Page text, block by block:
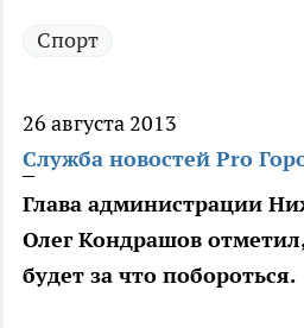
Спорт
26 августа 2013
Служба новостей Pro
Глава администрации
Олег Кондрашов
будет за что побороться.